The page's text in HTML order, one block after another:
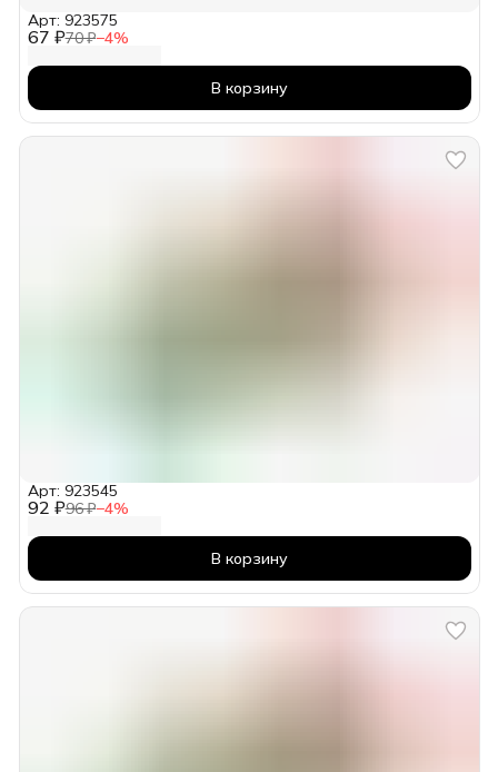
67 ₽70 ₽−4%
Арт: 923575
В корзину
92 ₽96 ₽−4%
Арт: 923545
В корзину